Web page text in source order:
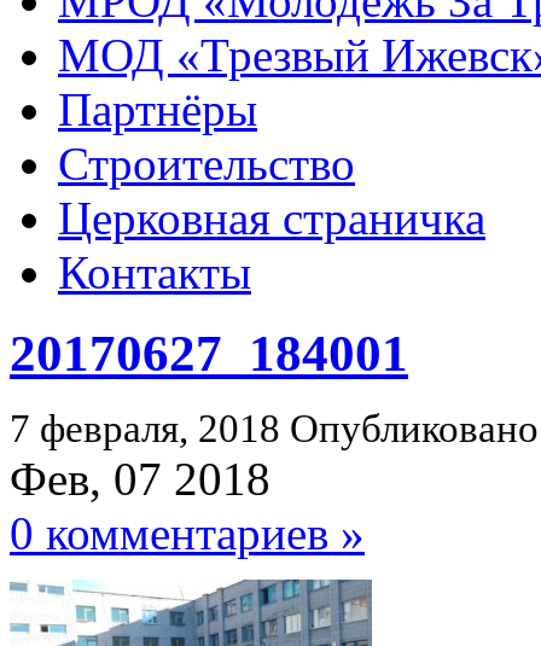
МОД «Трезвый
Партнёры
Строительство
Церковная страничка
Контакты
20170627_184001
7 февраля, 2018
Фев, 07 2018
0 комментариев »